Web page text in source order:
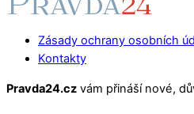
Zásady ochrany osobních
Kontakty
Pravda24.cz vám přináší nové,